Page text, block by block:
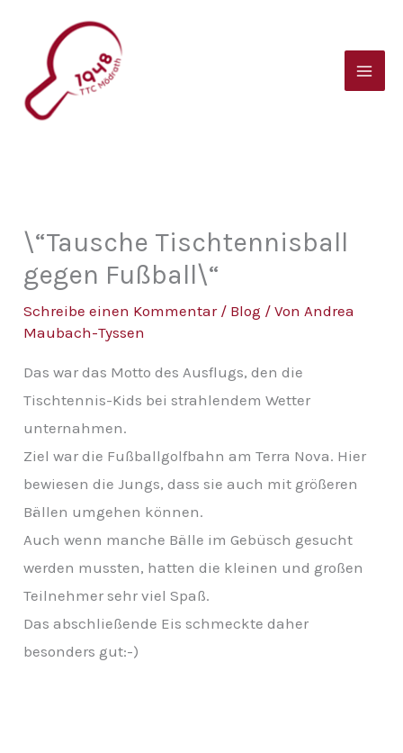
springen
\“Tausche Tischtennisball
gegen Fußball\“
Schreibe einen Kommentar / Blog / Von Andrea
Maubach-Tyssen
Das war das Motto des Ausflugs, den die
Tischtennis-Kids bei strahlendem Wetter
unternahmen.
Ziel war die Fußballgolfbahn am Terra Nova. Hier
bewiesen die Jungs, dass sie auch mit größeren
Bällen umgehen können.
Auch wenn manche Bälle im Gebüsch gesucht
werden mussten, hatten die kleinen und großen
Teilnehmer sehr viel Spaß.
Das abschließende Eis schmeckte daher
besonders gut:-)
t
s
r
c
i